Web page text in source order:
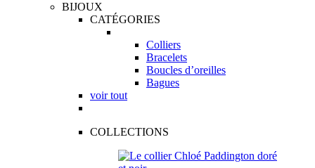
BIJOUX
CATÉGORIES
Colliers
Bracelets
Boucles d’oreilles
Bagues
voir tout
COLLECTIONS